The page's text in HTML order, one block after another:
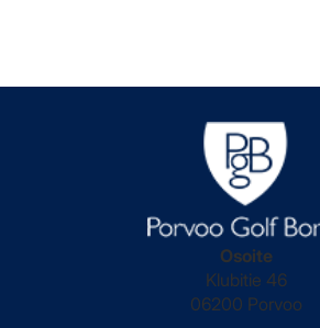
Osoite
Klubitie 46
06200 Porvoo